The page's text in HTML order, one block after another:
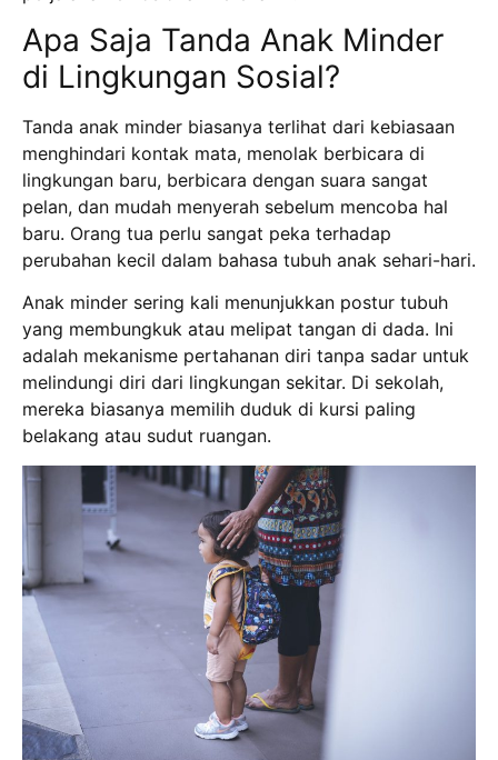
Apa Saja Tanda Anak Minder
di Lingkungan Sosial?
Tanda anak minder biasanya terlihat dari kebiasaan
menghindari kontak mata, menolak berbicara di
lingkungan baru, berbicara dengan suara sangat
pelan, dan mudah menyerah sebelum mencoba hal
baru. Orang tua perlu sangat peka terhadap
perubahan kecil dalam bahasa tubuh anak sehari-hari.
Anak minder sering kali menunjukkan postur tubuh
yang membungkuk atau melipat tangan di dada. Ini
adalah mekanisme pertahanan diri tanpa sadar untuk
melindungi diri dari lingkungan sekitar. Di sekolah,
mereka biasanya memilih duduk di kursi paling
belakang atau sudut ruangan.